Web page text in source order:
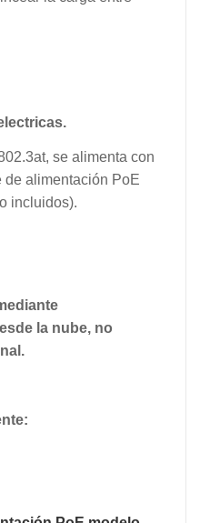
se alimenta con
de alimentación PoE
incluidos).
la nube, no